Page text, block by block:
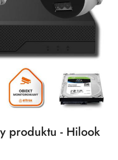
produktu - Hilook